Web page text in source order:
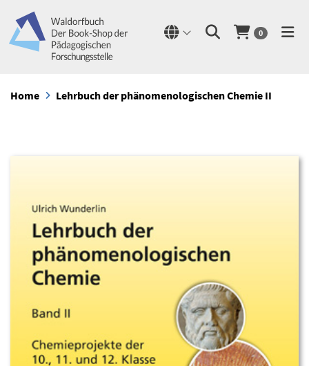
0
Home Lehrbuch der phänomenologischen Chemie II